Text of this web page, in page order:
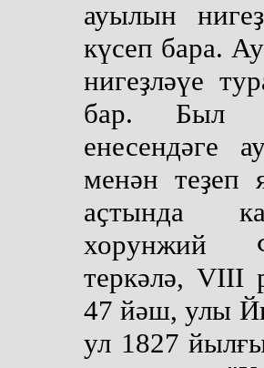
ауылын
күсеп бара.
нигеҙләүе
бар. Был
енесендәге
менән теҙеп
аҫтында
хорунжий
теркәлә, VIII
47 йәш, улы
ул 1827